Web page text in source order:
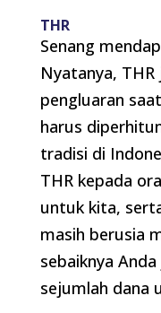
THR
Senang
Nyatanya,
pengluaran
harus
tradisi di
THR kepada
untuk kita,
masih berusia
sebaiknya
sejumlah dana